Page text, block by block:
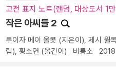
고전 표지 노트(랜덤, 대상도서 1
작은 아씨들 2
루이자 메이 올콧 (지은이), 제시 윌
림), 황소연 (옮긴이) 비룡소